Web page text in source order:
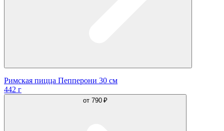
Римская пицца Пепперони 30 см
442 г
от 790 ₽